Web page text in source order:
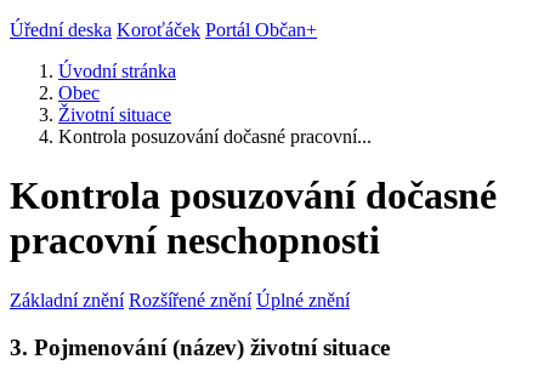
Úřední deska Koroťáček Portál Občan+
Úvodní stránka
Obec
Životní situace
Kontrola posuzování dočasné pracovní...
Kontrola posuzování dočasné
pracovní neschopnosti
Základní znění Rozšířené znění Úplné znění
3. Pojmenování (název) životní situace